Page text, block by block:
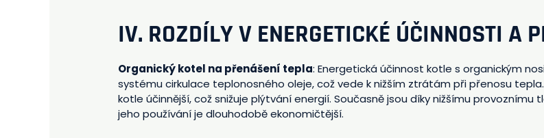
IV. ROZDÍLY V ENERGETICKÉ ÚČINNOSTI A
Organický kotel na přenášení tepla: Energetická účinnost kotle s organickým
systému cirkulace teplonosného oleje, což vede k nižším ztrátám při přenosu
kotle účinnější, což snižuje plýtvání energií. Současně jsou díky nižšímu provoznímu
jeho používání je dlouhodobě ekonomičtější.